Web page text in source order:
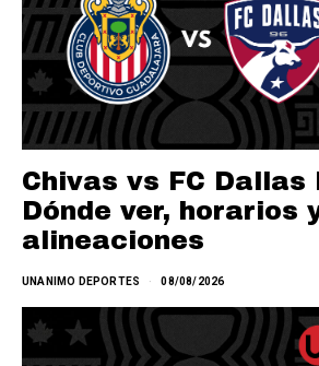
Chivas vs FC Dallas
Dónde ver, horarios
alineaciones
UNANIMO DEPORTES 08/08/2026